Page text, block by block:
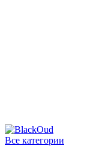
Все категории